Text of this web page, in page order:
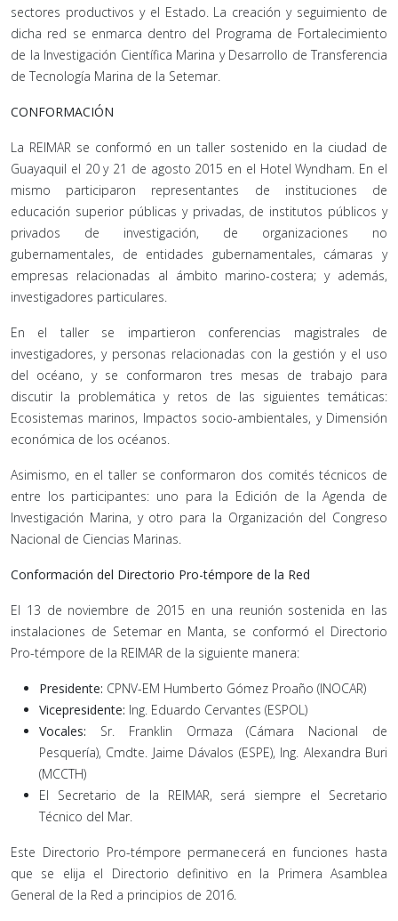
sectores productivos y el Estado. La creación y seguimiento de
dicha red se enmarca dentro del Programa de Fortalecimiento
de la Investigación Científica Marina y Desarrollo de Transferencia
de Tecnología Marina de la Setemar.
CONFORMACIÓN
La REIMAR se conformó en un taller sostenido en la ciudad de
Guayaquil el 20 y 21 de agosto 2015 en el Hotel Wyndham. En el
mismo participaron representantes de instituciones de
educación superior públicas y privadas, de institutos públicos y
privados de investigación, de organizaciones no
gubernamentales, de entidades gubernamentales, cámaras y
empresas relacionadas al ámbito marino-costera; y además,
investigadores particulares.
En el taller se impartieron conferencias magistrales de
investigadores, y personas relacionadas con la gestión y el uso
del océano, y se conformaron tres mesas de trabajo para
discutir la problemática y retos de las siguientes temáticas:
Ecosistemas marinos, Impactos socio-ambientales, y Dimensión
económica de los océanos.
Asimismo, en el taller se conformaron dos comités técnicos de
entre los participantes: uno para la Edición de la Agenda de
Investigación Marina, y otro para la Organización del Congreso
Nacional de Ciencias Marinas.
Conformación del Directorio Pro-témpore de la Red
El 13 de noviembre de 2015 en una reunión sostenida en las
instalaciones de Setemar en Manta, se conformó el Directorio
Pro-témpore de la REIMAR de la siguiente manera:
Presidente: CPNV-EM Humberto Gómez Proaño (INOCAR)
Vicepresidente: Ing. Eduardo Cervantes (ESPOL)
Vocales: Sr. Franklin Ormaza (Cámara Nacional de
Pesquería), Cmdte. Jaime Dávalos (ESPE), Ing. Alexandra Buri
(MCCTH)
El Secretario de la REIMAR, será siempre el Secretario
Técnico del Mar.
Este Directorio Pro-témpore permanecerá en funciones hasta
que se elija el Directorio definitivo en la Primera Asamblea
General de la Red a principios de 2016.